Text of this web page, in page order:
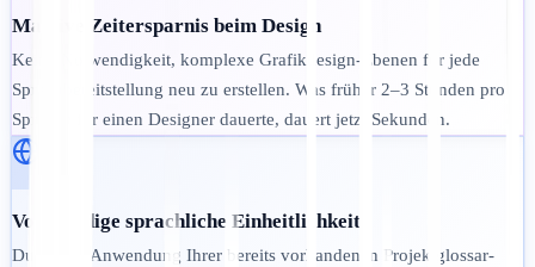
Massive Zeitersparnis beim Design
Keine Notwendigkeit, komplexe Grafikdesign-Ebenen für jede
Sprachbereitstellung neu zu erstellen. Was früher 2–3 Stunden pro
Sprache für einen Designer dauerte, dauert jetzt Sekunden.
Vollständige sprachliche Einheitlichkeit
Durch die Anwendung Ihrer bereits vorhandenen Projektglossar-